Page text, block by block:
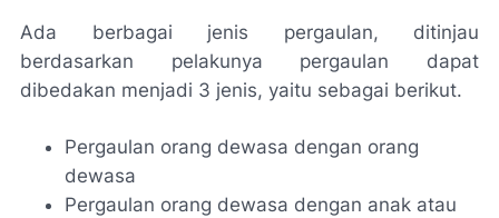
Ada berbagai jenis pergaulan, ditinjau
berdasarkan pelakunya pergaulan dapat
dibedakan menjadi 3 jenis, yaitu sebagai berikut.
Pergaulan orang dewasa dengan orang
dewasa
Pergaulan orang dewasa dengan anak atau